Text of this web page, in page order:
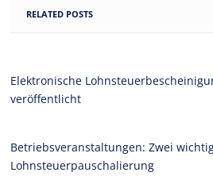
RELATED POSTS
Elektronische
veröffentlicht
Betriebsveranstaltungen: Zwei
Lohnsteuerpauschalierung